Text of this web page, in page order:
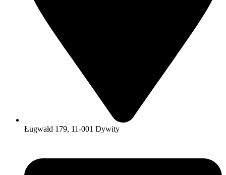
Ługwałd 179, 11-001 Dywity